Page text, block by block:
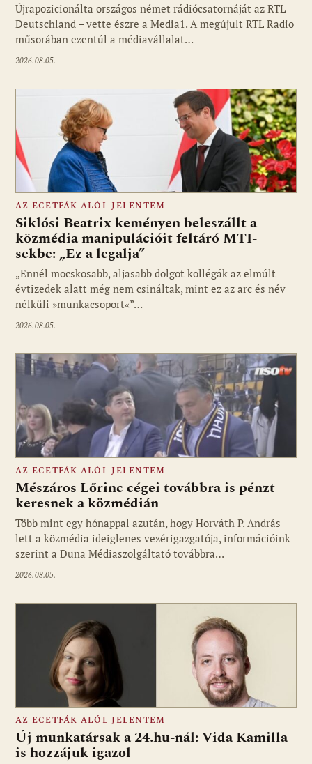
Fotó: media1.hu
Újrapozicionálta országos német rádiócsatornáját az RTL
Deutschland – vette észre a Media1. A megújult RTL Radio
műsorában ezentúl a médiavállalat…
2026.08.05.
Fotó: media1.hu
AZ ECETFÁK ALÓL JELENTEM
Siklósi Beatrix keményen beleszállt a
közmédia manipulációit feltáró MTI-
sekbe: „Ez a legalja”
„Ennél mocskosabb, aljasabb dolgot kollégák az elmúlt
évtizedek alatt még nem csináltak, mint ez az arc és név
nélküli »munkacsoport«”…
2026.08.05.
Fotó: media1.hu
AZ ECETFÁK ALÓL JELENTEM
Mészáros Lőrinc cégei továbbra is pénzt
keresnek a közmédián
Több mint egy hónappal azután, hogy Horváth P. András
lett a közmédia ideiglenes vezérigazgatója, információink
szerint a Duna Médiaszolgáltató továbbra…
2026.08.05.
AZ ECETFÁK ALÓL JELENTEM
Új munkatársak a 24.hu-nál: Vida Kamilla
is hozzájuk igazol